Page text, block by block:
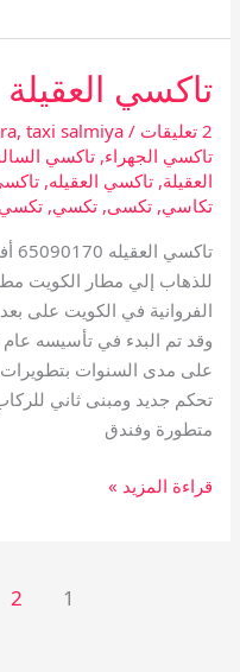
تاكسي العقيلة
2 تعليقات /
, taxi salmiya
تاكسي الجهراء,تاكسي
العقيلة,تاكسي العقيله,
تكاسي,تكسى,تكسي,تكسي
للذهاب إلي مطار الكويت
على مدى السنوات بتطويرات
تحكم جديد ومبنى ثاني
متطورة وفندق
تاكسي
العقيلة
قراءة المزيد »
1
2